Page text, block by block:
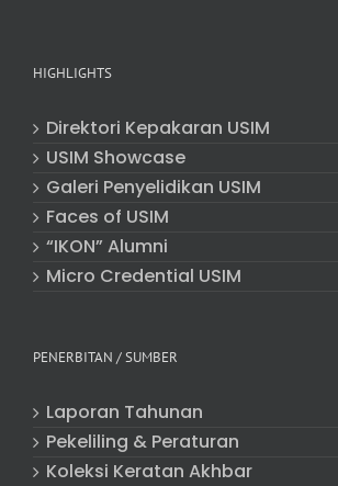
HIGHLIGHTS
Direktori Kepakaran USIM
USIM Showcase
Galeri Penyelidikan USIM
Faces of USIM
“IKON” Alumni
Micro Credential USIM
PENERBITAN / SUMBER
Laporan Tahunan
Pekeliling & Peraturan
Koleksi Keratan Akhbar